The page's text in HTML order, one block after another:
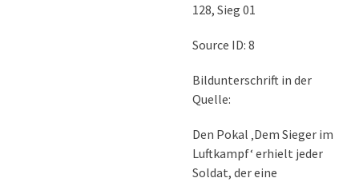
128, Sieg 01
Source ID: 8
Bildunterschrift in der
Quelle:
Den Pokal ‚Dem Sieger im
Luftkampf‘ erhielt jeder
Soldat, der eine